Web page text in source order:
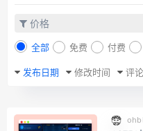
价格
全部 免费 付费
发布日期
修改时间 评